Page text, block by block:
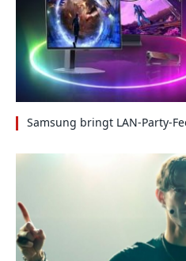
Samsung bringt LAN-Party-